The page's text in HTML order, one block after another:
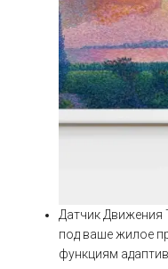
Датчик Движения
под ваше жилое
функциям